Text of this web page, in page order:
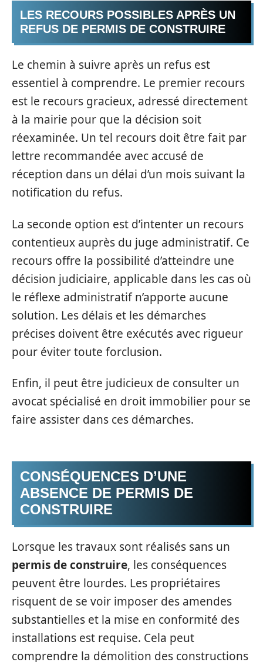
LES RECOURS POSSIBLES APRÈS UN
REFUS DE PERMIS DE CONSTRUIRE
Le chemin à suivre après un refus est
essentiel à comprendre. Le premier recours
est le recours gracieux, adressé directement
à la mairie pour que la décision soit
réexaminée. Un tel recours doit être fait par
lettre recommandée avec accusé de
réception dans un délai d’un mois suivant la
notification du refus.
La seconde option est d’intenter un recours
contentieux auprès du juge administratif. Ce
recours offre la possibilité d’atteindre une
décision judiciaire, applicable dans les cas où
le réflexe administratif n’apporte aucune
solution. Les délais et les démarches
précises doivent être exécutés avec rigueur
pour éviter toute forclusion.
Enfin, il peut être judicieux de consulter un
avocat spécialisé en droit immobilier pour se
faire assister dans ces démarches.
CONSÉQUENCES D’UNE
ABSENCE DE PERMIS DE
CONSTRUIRE
Lorsque les travaux sont réalisés sans un
permis de construire, les conséquences
peuvent être lourdes. Les propriétaires
risquent de se voir imposer des amendes
substantielles et la mise en conformité des
installations est requise. Cela peut
comprendre la démolition des constructions